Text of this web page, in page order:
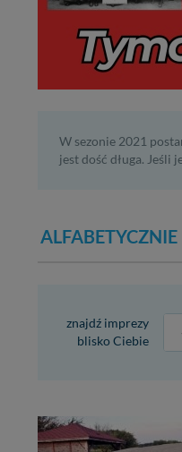
W sezonie 2021
jest dość długa. Jeśli
ALFABETYCZNIE
znajdź imprezy
blisko Ciebie